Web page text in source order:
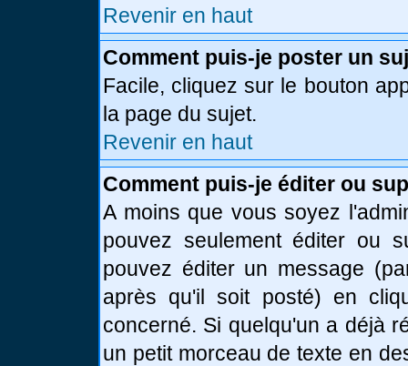
Revenir en haut
Comment puis-je poster un
Facile, cliquez sur le bouton
la page du sujet.
Revenir en haut
Comment puis-je éditer ou
A moins que vous soyez
pouvez seulement éditer ou
pouvez éditer un message
après qu'il soit posté) en
concerné. Si quelqu'un a déjà
un petit morceau de texte en